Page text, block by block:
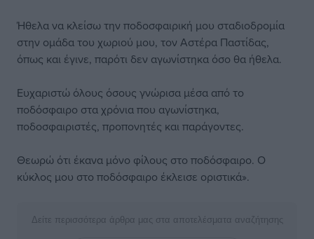
Ήθελα να κλείσω την ποδοσφαιρική μου σταδιοδρομία
στην ομάδα του χωριού μου, τον Αστέρα Παστίδας,
όπως και έγινε, παρότι δεν αγωνίστηκα όσο θα ήθελα.
Ευχαριστώ όλους όσους γνώρισα μέσα από το
ποδόσφαιρο στα χρόνια που αγωνίστηκα,
ποδοσφαιριστές, προπονητές και παράγοντες.
Θεωρώ ότι έκανα μόνο φίλους στο ποδόσφαιρο. Ο
κύκλος μου στο ποδόσφαιρο έκλεισε οριστικά».
Δείτε περισσότερα άρθρα μας στα αποτελέσματα αναζήτησης